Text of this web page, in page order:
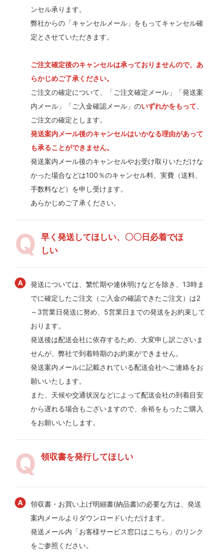
ンセル承ります。
弊社からの「キャンセルメール」をもってキャンセル確
定とさせていただきます。
ご注文確定後のキャンセルは承っておりませんので、あ
らかじめご了承ください。
ご注文の確定について、「ご注文確定メール」「発送案
内メール」「ご入金確認メール」のいずれかをもって
ご注文の確定とします。
発送案内メール後のキャンセルはいかなる理由があって
も承ることができません。
発送案内メール後のキャンセルやお受け取りいただけな
かった場合などは100％のキャンセル料、実費（送料、
手数料など）を申し受けます。
あらかじめご了承ください。
早く発送してほしい、〇〇日必着でほ
しい
発送については、繁忙期や連休明けなどを除き、13時ま
でに確定したご注文（ご入金の確認できたご注文）は2
～3営業日発送に努め、5営業日までの発送をお約束して
おります。
発送後は配送会社に依存するため、大変申し訳ございま
せんが、弊社で到着時期のお約束ができません。
発送案内メールに記載されている配送会社へご連絡をお
願いいたします。
また、天候や交通状況などによって配送会社の到着目安
から遅れる場合もございますので、余裕をもったご購入
をお願いいたします。
領収書を発行してほしい
領収書・お買い上げ明細書(納品書)の必要な方は、発送
案内メールよりダウンロードいただけます。
発送メール内「お客様サービス窓口はこちら」のリンク
をご参照ください。